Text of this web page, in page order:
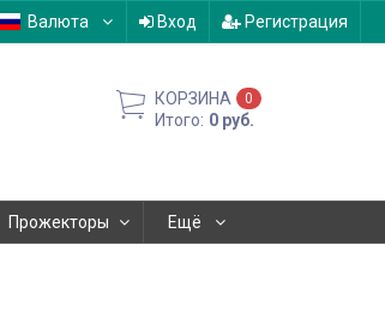
Валюта Вход Регистрация
КОРЗИНА 0
Итого: 0 руб.
Прожекторы Ещё